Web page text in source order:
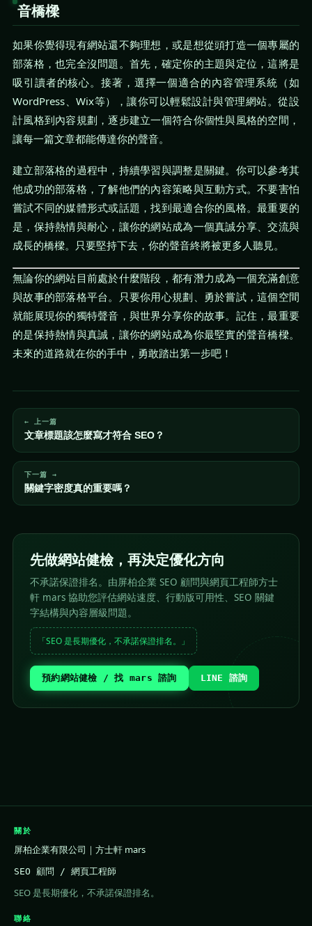
音橋樑
如果你覺得現有網站還不夠理想，或是想從頭打造一個專屬的
部落格，也完全沒問題。首先，確定你的主題與定位，這將是
吸引讀者的核心。接著，選擇一個適合的內容管理系統（如
WordPress、Wix等），讓你可以輕鬆設計與管理網站。從設
計風格到內容規劃，逐步建立一個符合你個性與風格的空間，
讓每一篇文章都能傳達你的聲音。
建立部落格的過程中，持續學習與調整是關鍵。你可以參考其
他成功的部落格，了解他們的內容策略與互動方式。不要害怕
嘗試不同的媒體形式或話題，找到最適合你的風格。最重要的
是，保持熱情與耐心，讓你的網站成為一個真誠分享、交流與
成長的橋樑。只要堅持下去，你的聲音終將被更多人聽見。
無論你的網站目前處於什麼階段，都有潛力成為一個充滿創意
與故事的部落格平台。只要你用心規劃、勇於嘗試，這個空間
就能展現你的獨特聲音，與世界分享你的故事。記住，最重要
的是保持熱情與真誠，讓你的網站成為你最堅實的聲音橋樑。
未來的道路就在你的手中，勇敢踏出第一步吧！
← 上一篇
文章標題該怎麼寫才符合 SEO？
下一篇 →
關鍵字密度真的重要嗎？
先做網站健檢，再決定優化方向
不承諾保證排名。由屏柏企業 SEO 顧問與網頁工程師方士
軒 mars 協助您評估網站速度、行動版可用性、SEO 關鍵
字結構與內容層級問題。
「SEO 是長期優化，不承諾保證排名。」
預約網站健檢 / 找 mars 諮詢 LINE 諮詢
關於
屏柏企業有限公司｜方士軒 mars
SEO 顧問 / 網頁工程師
SEO 是長期優化，不承諾保證排名。
聯絡